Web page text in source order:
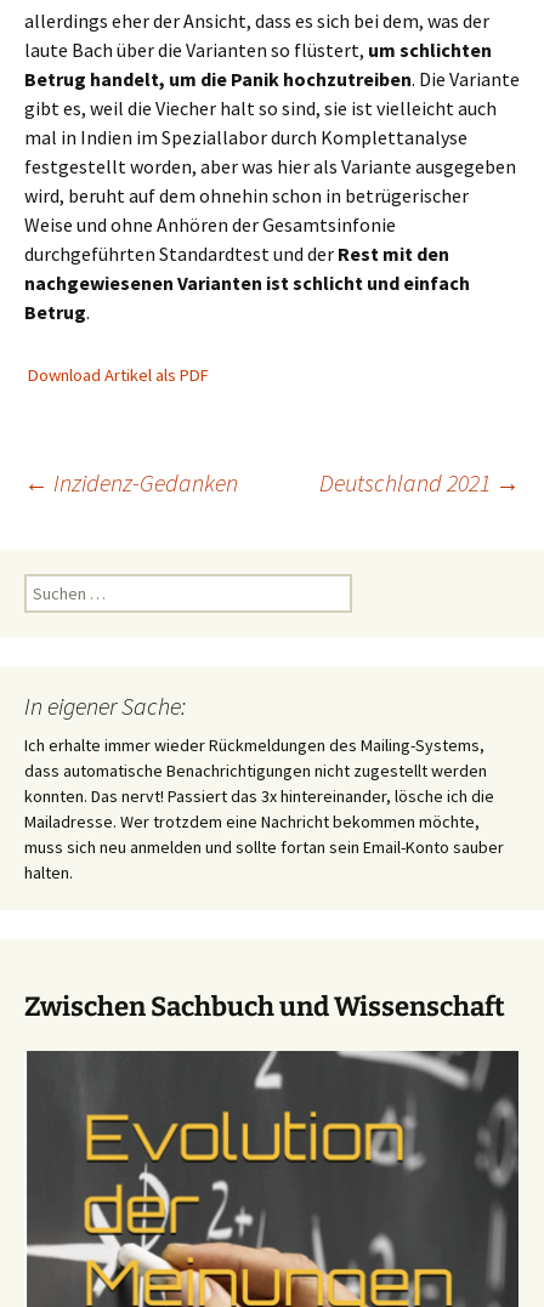
allerdings eher der Ansicht, dass es sich bei dem, was der
laute Bach über die Varianten so flüstert, um schlichten
Betrug handelt, um die Panik hochzutreiben. Die Variante
gibt es, weil die Viecher halt so sind, sie ist vielleicht auch
mal in Indien im Speziallabor durch Komplettanalyse
festgestellt worden, aber was hier als Variante ausgegeben
wird, beruht auf dem ohnehin schon in betrügerischer
Weise und ohne Anhören der Gesamtsinfonie
durchgeführten Standardtest und der Rest mit den
nachgewiesenen Varianten ist schlicht und einfach
Betrug.
Download Artikel als PDF
Beitragsnavigation
← Inzidenz-Gedanken Deutschland 2021 →
Suchen
nach:
In eigener Sache:
Ich erhalte immer wieder Rückmeldungen des Mailing-Systems,
dass automatische Benachrichtigungen nicht zugestellt werden
konnten. Das nervt! Passiert das 3x hintereinander, lösche ich die
Mailadresse. Wer trotzdem eine Nachricht bekommen möchte,
muss sich neu anmelden und sollte fortan sein Email-Konto sauber
halten.
Zwischen Sachbuch und Wissenschaft